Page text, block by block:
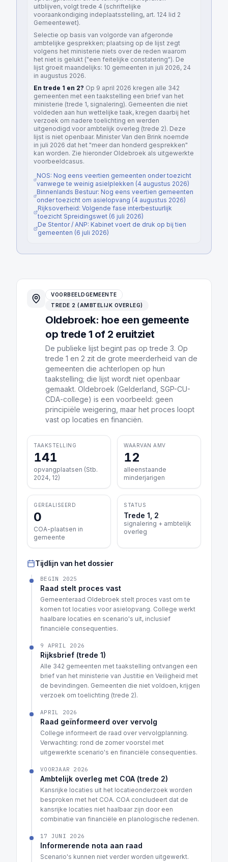
uitblijven, volgt trede 4 (schriftelijke
vooraankondiging indeplaatsstelling, art. 124 lid 2
Gemeentewet).
Selectie op basis van volgorde van afgeronde
ambtelijke gesprekken; plaatsing op de lijst zegt
volgens het ministerie niets over de reden waarom
het niet is gelukt ("een feitelijke constatering"). De
lijst groeit maandelijks: 10 gemeenten in juli 2026, 24
in augustus 2026.
En trede 1 en 2? Op 9 april 2026 kregen alle 342
gemeenten met een taakstelling een brief van het
ministerie (trede 1, signalering). Gemeenten die niet
voldeden aan hun wettelijke taak, kregen daarbij het
verzoek om nadere toelichting en werden
uitgenodigd voor ambtelijk overleg (trede 2). Deze
lijst is niet openbaar. Minister Van den Brink noemde
in juli 2026 dat het "meer dan honderd gesprekken"
kan worden. Zie hieronder Oldebroek als uitgewerkte
voorbeeldcasus.
NOS: Nog eens veertien gemeenten onder toezicht
vanwege te weinig asielplekken (4 augustus 2026)
Binnenlands Bestuur: Nog eens veertien gemeenten
onder toezicht om asielopvang (4 augustus 2026)
Rijksoverheid: Volgende fase interbestuurlijk
toezicht Spreidingswet(6 juli 2026)
De Stentor / ANP: Kabinet voert de druk op bij tien
gemeenten (6 juli 2026)
VOORBEELDGEMEENTE
TREDE 2 (AMBTELIJK OVERLEG)
Oldebroek: hoe een gemeente
op trede 1 of 2 eruitziet
De publieke lijst begint pas op trede 3. Op
trede 1 en 2 zit de grote meerderheid van de
gemeenten die achterlopen op hun
taakstelling; die lijst wordt niet openbaar
gemaakt. Oldebroek (Gelderland, SGP-CU-
CDA-college) is een voorbeeld: geen
principiële weigering, maar het proces loopt
vast op locaties en financiën.
TAAKSTELLING
141
opvangplaatsen (Stb.
2024, 12)
WAARVAN AMV
12
alleenstaande
minderjarigen
GEREALISEERD
0
COA-plaatsen in
gemeente
STATUS
Trede 1, 2
signalering + ambtelijk
overleg
Tijdlijn van het dossier
BEGIN 2025
Raad stelt proces vast
Gemeenteraad Oldebroek stelt proces vast om te
komen tot locaties voor asielopvang. College werkt
haalbare locaties en scenario's uit, inclusief
financiële consequenties.
9 APRIL 2026
Rijksbrief (trede 1)
Alle 342 gemeenten met taakstelling ontvangen een
brief van het ministerie van Justitie en Veiligheid met
de bevindingen. Gemeenten die niet voldoen, krijgen
verzoek om toelichting (trede 2).
APRIL 2026
Raad geïnformeerd over vervolg
College informeert de raad over vervolgplanning.
Verwachting: rond de zomer voorstel met
uitgewerkte scenario's en financiële consequenties.
VOORJAAR 2026
Ambtelijk overleg met COA (trede 2)
Kansrijke locaties uit het locatieonderzoek worden
besproken met het COA. COA concludeert dat de
kansrijke locaties niet haalbaar zijn door een
combinatie van financiële en planologische redenen.
17 JUNI 2026
Informerende nota aan raad
Scenario's kunnen niet verder worden uitgewerkt.